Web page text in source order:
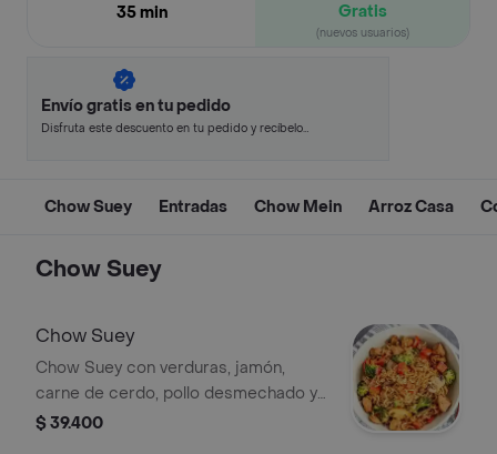
35 min
Gratis
(nuevos usuarios)
Envío gratis en tu pedido
Disfruta este descuento en tu pedido y recíbelo
Chow Suey Entradas Chow Mein Arroz Casa
Chow Suey
Chow Suey
Chow Suey con verduras, jamón,
carne de cerdo, pollo desmechado y
huevos de codorniz.
$ 39.400